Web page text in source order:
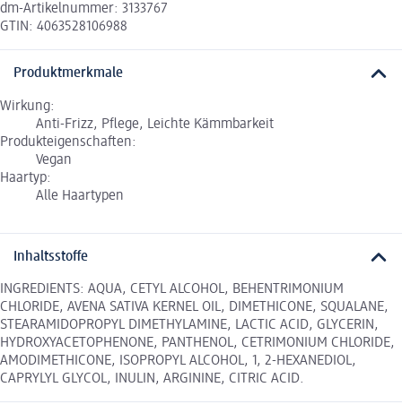
dm-Artikelnummer: 3133767
GTIN: 4063528106988
Produktmerkmale
Wirkung:
Anti-Frizz, Pflege, Leichte Kämmbarkeit
Produkteigenschaften:
Vegan
Haartyp:
Alle Haartypen
Inhaltsstoffe
INGREDIENTS: AQUA, CETYL ALCOHOL, BEHENTRIMONIUM
CHLORIDE, AVENA SATIVA KERNEL OIL, DIMETHICONE, SQUALANE,
STEARAMIDOPROPYL DIMETHYLAMINE, LACTIC ACID, GLYCERIN,
HYDROXYACETOPHENONE, PANTHENOL, CETRIMONIUM CHLORIDE,
AMODIMETHICONE, ISOPROPYL ALCOHOL, 1, 2-HEXANEDIOL,
CAPRYLYL GLYCOL, INULIN, ARGININE, CITRIC ACID.